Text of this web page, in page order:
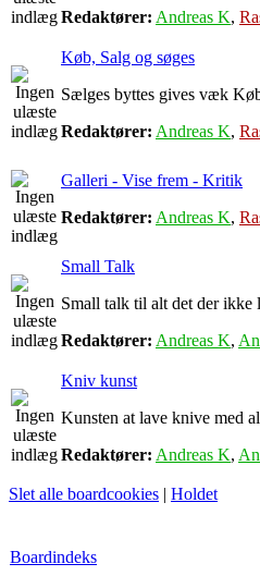
Redaktører: Andreas K,
Køb, Salg og søges
Sælges byttes gives væk
Redaktører: Andreas K,
Galleri - Vise frem - Kritik
Redaktører: Andreas K,
Small Talk
Small talk til alt det der
Redaktører: Andreas K,
Kniv kunst
Kunsten at lave knive med
Redaktører: Andreas K,
Slet alle boardcookies | Holdet
Boardindeks